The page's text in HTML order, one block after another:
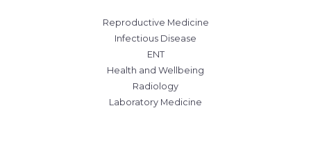
Reproductive Medicine
Infectious Disease
ENT
Health and Wellbeing
Radiology
Laboratory Medicine